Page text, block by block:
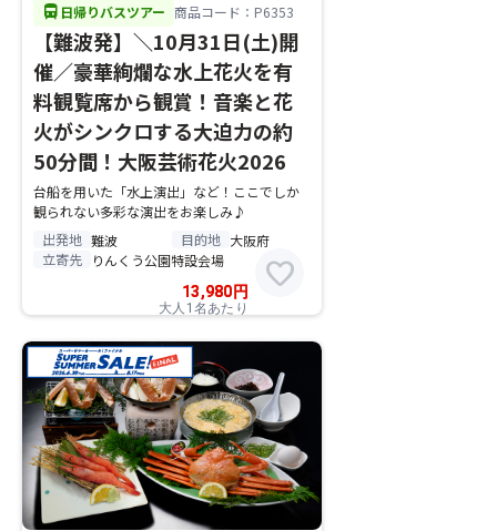
directions_bus 日帰りバスツアー 商品コード：P6353
【難波発】＼10月31日(土)開
催／豪華絢爛な水上花火を有
料観覧席から観賞！音楽と花
火がシンクロする大迫力の約
50分間！大阪芸術花火2026
台船を用いた「水上演出」など！ここでしか
観られない多彩な演出をお楽しみ♪
出発地 難波 目的地 大阪府
立寄先
りんくう公園特設会場
13,980 円
大人1名あたり
favorite